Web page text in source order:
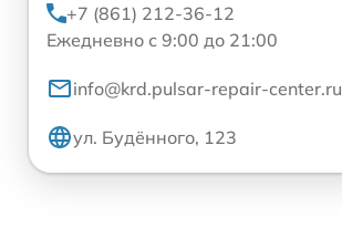
+7 (861) 212-36-12
Ежедневно с 9:00 до 21:00
info@krd.pulsar-repair-center.ru
ул. Будённого, 123